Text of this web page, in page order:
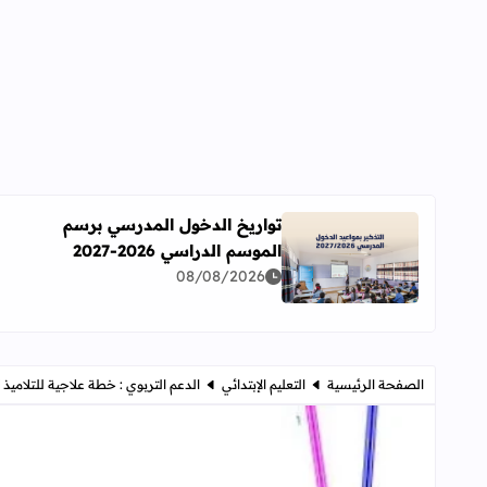
اقرأ المزيد عن تواريخ الدخول المدرسي برسم الموسم
تواريخ الدخول المدرسي برسم
الموسم الدراسي 2026-2027
08/08/2026
الصفحة الرئيسية التعليم الإبتدائي الدعم التربوي : خطة علاجية للتلاميذ